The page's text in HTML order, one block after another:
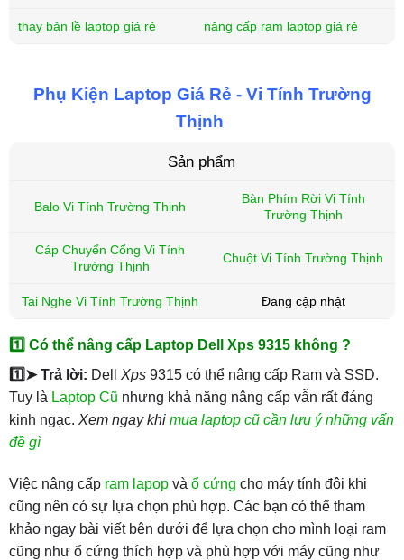
thay bản lề laptop giá rẻ nâng cấp ram laptop giá rẻ
Phụ Kiện Laptop Giá Rẻ - Vi Tính Trường
Thịnh
Sản phẩm
Balo Vi Tính Trường Thịnh
Bàn Phím Rời Vi Tính
Trường Thịnh
Cáp Chuyển Cổng Vi Tính
Trường Thịnh
Chuột Vi Tính Trường Thịnh
Tai Nghe Vi Tính Trường Thịnh Đang cập nhật
1️⃣ Có thể nâng cấp Laptop Dell Xps 9315 không ?
1️⃣➤ Trả lời: Dell Xps 9315 có thể nâng cấp Ram và SSD.
Tuy là Laptop Cũ nhưng khả năng nâng cấp vẫn rất đáng
kinh ngạc. Xem ngay khi mua laptop cũ cần lưu ý những vấn
đề gì
Việc nâng cấp ram lapopvà ổ cứng cho máy tính đôi khi
cũng nên có sự lựa chọn phù hợp. Các bạn có thể tham
khảo ngay bài viết bên dưới để lựa chọn cho mình loại ram
cũng như ổ cứng thích hợp và phù hợp với máy cũng như